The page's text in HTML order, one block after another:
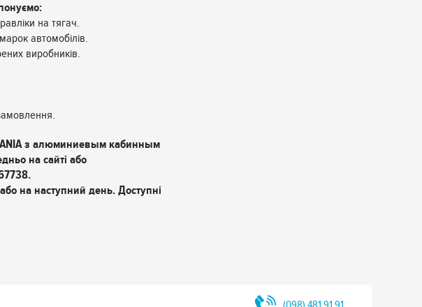
на тягач.
автомобілів.
виробників.
з алюминиевым кабинным
на сайті або
на наступний день. Доступні